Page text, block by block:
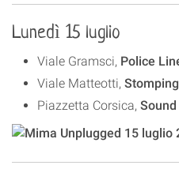
Lunedì 15 luglio
Viale Gramsci, Police
Viale Matteotti,
Piazzetta Corsica,